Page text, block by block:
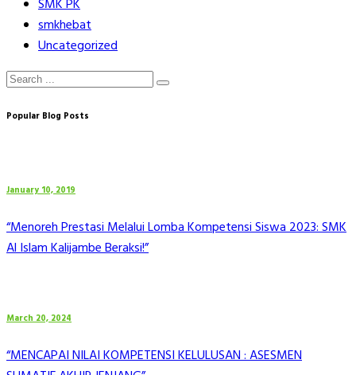
SMK PK
smkhebat
Uncategorized
Popular Blog Posts
January 10, 2019
“Menoreh Prestasi Melalui Lomba Kompetensi Siswa 2023: SMK
Al Islam Kalijambe Beraksi!”
March 20, 2024
“MENCAPAI NILAI KOMPETENSI KELULUSAN : ASESMEN